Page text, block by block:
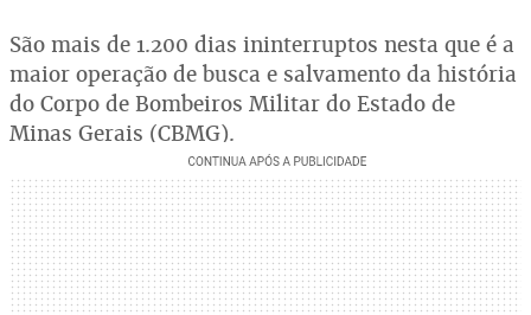
São mais de 1.200 dias ininterruptos nesta que é a
maior operação de busca e salvamento da história
do Corpo de Bombeiros Militar do Estado de
Minas Gerais (CBMG).